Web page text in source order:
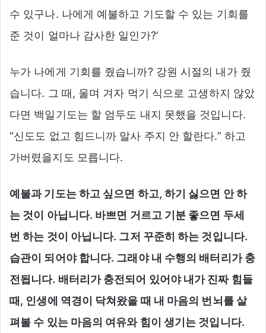
수 있구나. 나에게 예불하고 기도할 수 있는 기회를
준 것이 얼마나 감사한 일인가?’
누가 나에게 기회를 줬습니까? 강원 시절의 내가 줬
습니다. 그 때, 울며 겨자 먹기 식으로 고생하지 않았
다면 백일기도는 할 엄두도 내지 못했을 것입니다.
“신도도 없고 힘드니까 말사 주지 안 할란다.” 하고
가버렸을지도 모릅니다.
예불과 기도는 하고 싶으면 하고, 하기 싫으면 안 하
는 것이 아닙니다. 바쁘면 거르고 기분 좋으면 두세
번 하는 것이 아닙니다. 그저 꾸준히 하는 것입니다.
습관이 되어야 합니다. 그래야 내 수행의 배터리가 충
전됩니다. 배터리가 충전되어 있어야 내가 진짜 힘들
때, 인생에 역경이 닥쳐왔을 때 내 마음의 번뇌를 살
펴볼 수 있는 마음의 여유와 힘이 생기는 것입니다.